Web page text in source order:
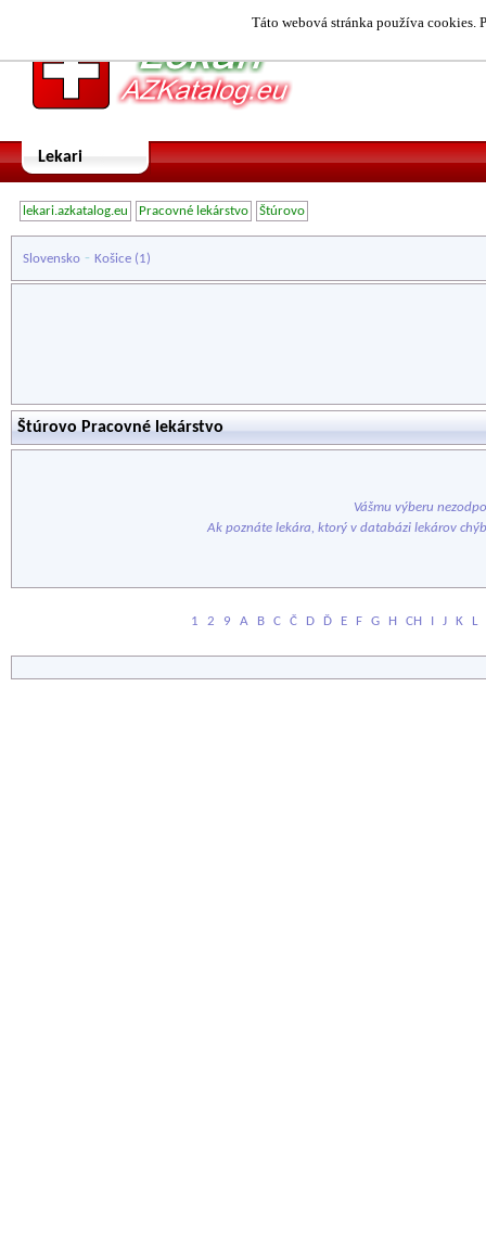
Táto webová stránka používa cookies.
Lekari
lekari.azkatalog.eu Pracovné lekárstvo Štúrovo
Slovensko - Košice (1)
Štúrovo Pracovné lekárstvo
Vášmu výberu
Ak poznáte lekára, ktorý v databázi lekárov
1 2 9 A B C Č D Ď E F G H CH I J K L